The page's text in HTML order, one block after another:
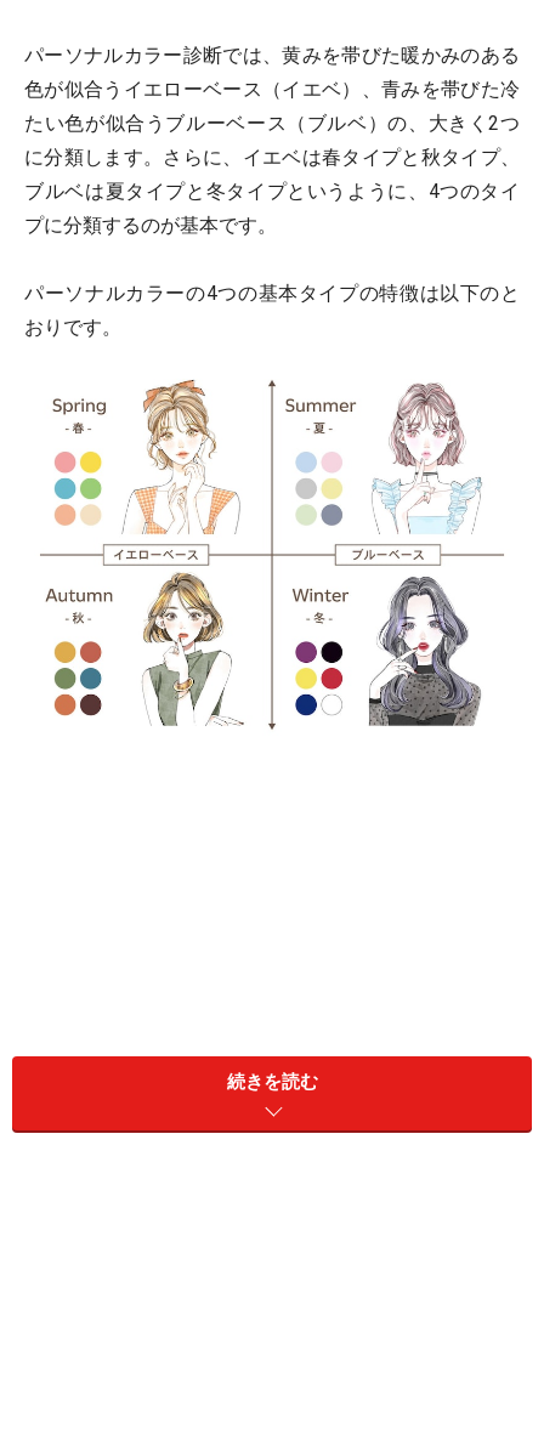
パーソナルカラー診断では、黄みを帯びた暖かみのある
色が似合うイエローベース（イエベ）、青みを帯びた冷
たい色が似合うブルーベース（ブルベ）の、大きく2つ
に分類します。さらに、イエベは春タイプと秋タイプ、
ブルベは夏タイプと冬タイプというように、4つのタイ
プに分類するのが基本です。
パーソナルカラーの4つの基本タイプの特徴は以下のと
おりです。
パーソナルカラーの4つの基本タイプと似合う色
続きを読む